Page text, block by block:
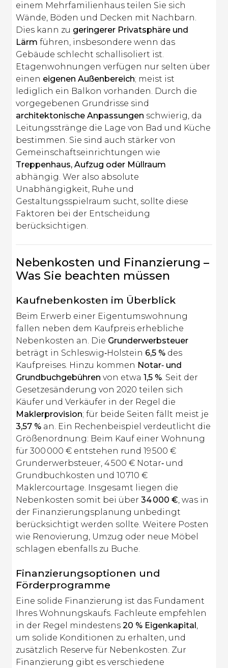
einem Mehrfamilienhaus teilen Sie sich
Wände, Böden und Decken mit Nachbarn.
Dies kann zu geringerer Privatsphäre und
Lärm führen, insbesondere wenn das
Gebäude schlecht schallisoliert ist.
Etagenwohnungen verfügen nur selten über
einen eigenen Außenbereich; meist ist
lediglich ein Balkon vorhanden. Durch die
vorgegebenen Grundrisse sind
architektonische Anpassungen schwierig, da
Leitungsstränge die Lage von Bad und Küche
bestimmen. Sie sind auch stärker von
Gemeinschaftseinrichtungen wie
Treppenhaus, Aufzug oder Müllraum
abhängig. Wer also absolute
Unabhängigkeit, Ruhe und
Gestaltungsspielraum sucht, sollte diese
Faktoren bei der Entscheidung
berücksichtigen.
Nebenkosten und Finanzierung –
Was Sie beachten müssen
Kaufnebenkosten im Überblick
Beim Erwerb einer Eigentumswohnung
fallen neben dem Kaufpreis erhebliche
Nebenkosten an. Die Grunderwerbsteuer
beträgt in Schleswig‑Holstein 6,5 % des
Kaufpreises. Hinzu kommen Notar‑ und
Grundbuchgebühren von etwa1,5 %. Seit der
Gesetzesänderung von 2020 teilen sich
Käufer und Verkäufer in der Regel die
Maklerprovision; für beide Seiten fällt meist je
3,57 % an. Ein Rechenbeispiel verdeutlicht die
Größenordnung: Beim Kauf einer Wohnung
für 300 000 € entstehen rund 19 500 €
Grunderwerbsteuer, 4 500 € Notar‑ und
Grundbuchkosten und 10 710 €
Maklercourtage. Insgesamt liegen die
Nebenkosten somit bei über34 000 €, was in
der Finanzierungsplanung unbedingt
berücksichtigt werden sollte. Weitere Posten
wie Renovierung, Umzug oder neue Möbel
schlagen ebenfalls zu Buche.
Finanzierungsoptionen und
Förderprogramme
Eine solide Finanzierung ist das Fundament
Ihres Wohnungskaufs. Fachleute empfehlen
in der Regel mindestens20 % Eigenkapital ,
um solide Konditionen zu erhalten, und
zusätzlich Reserve für Nebenkosten. Zur
Finanzierung gibt es verschiedene